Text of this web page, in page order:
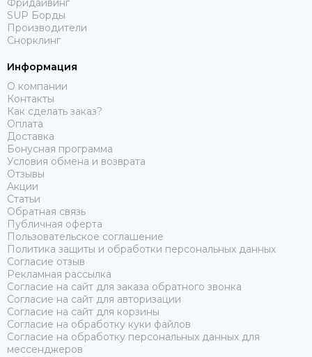
Фридайвинг
SUP Борды
Производители
Снорклинг
Информация
О компании
Контакты
Как сделать заказ?
Оплата
Доставка
Бонусная программа
Условия обмена и возврата
Отзывы
Акции
Статьи
Обратная связь
Публичная оферта
Пользовательское соглашение
Политика защиты и обработки персональных данных
Согласие отзыв
Рекламная рассылка
Согласие на сайт для заказа обратного звонка
Согласие на сайт для авторизации
Согласие на сайт для корзины
Согласие на обработку куки файлов
Согласие на обработку персональных данных для
мессенджеров